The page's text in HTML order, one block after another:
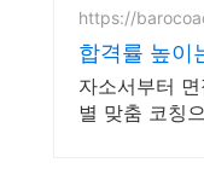
https://
합격률 높이
코칭 1대1
자소서부터
별 맞춤 코칭